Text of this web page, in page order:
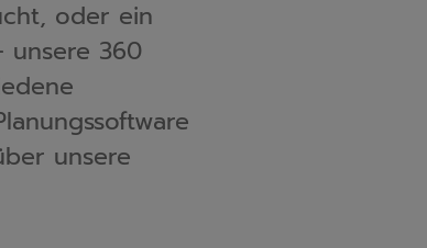
unsere 360